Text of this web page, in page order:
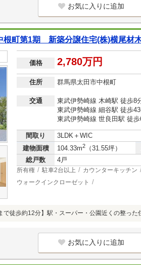
お気に入りに追加
根町第1期 新築分譲住宅(株)横尾材
価格 2,780万円
住所 群馬県太田市中根町
交通
東武伊勢崎線 木崎駅 徒歩8
東武伊勢崎線 細谷駅 徒歩
東武伊勢崎線 世良田駅 徒歩
間取り
3LDK＋WIC
建物面積
104.33m2 （31.55坪）
総戸数
4戸
所有権 駐車2台以上 カウンターキッチン
ウォークインクローゼット
で徒歩約12分】駅・スーパー・公園近くの整った
お気に入りに追加